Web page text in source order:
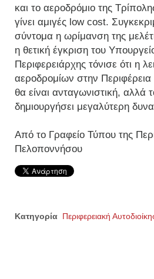
και το αεροδρόμιο της
γίνει αμιγές low cost.
σύντομα η ωρίμανση της
η θετική έγκριση του
Περιφερειάρχης τόνισε ότι η
αεροδρομίων στην
θα είναι ανταγωνιστική, αλλά
δημιουργήσει μεγαλύτερη
Από το Γραφείο Τύπου της
Πελοποννήσου
Κατηγορία Περιφερειακή